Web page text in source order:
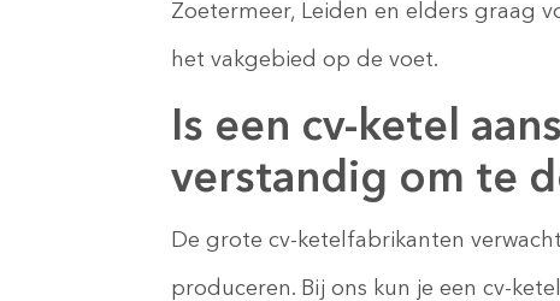
Zoetermeer, Leiden en elders graag
het vakgebied op de voet.
Is een cv-ketel
verstandig om te
De grote cv-ketelfabrikanten
produceren. Bij ons kun je een cv-